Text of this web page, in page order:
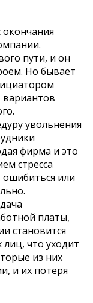
пути, и он
Но бывает
увольнения
фирма и это
стресса
или
платы,
становится
что уходит
из них
и их потеря